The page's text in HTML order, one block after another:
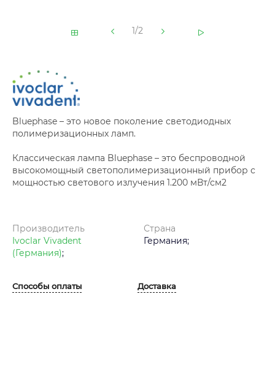
1/2
Bluephase – это новое поколение светодиодных
полимеризационных ламп.
Классическая лампа Bluephase – это беспроводной
высокомощный светополимеризационный прибор с
мощностью светового излучения 1.200 мВт/см2
Производитель
Ivoclar Vivadent
(Германия);
Страна
Германия;
Способы оплаты Доставка